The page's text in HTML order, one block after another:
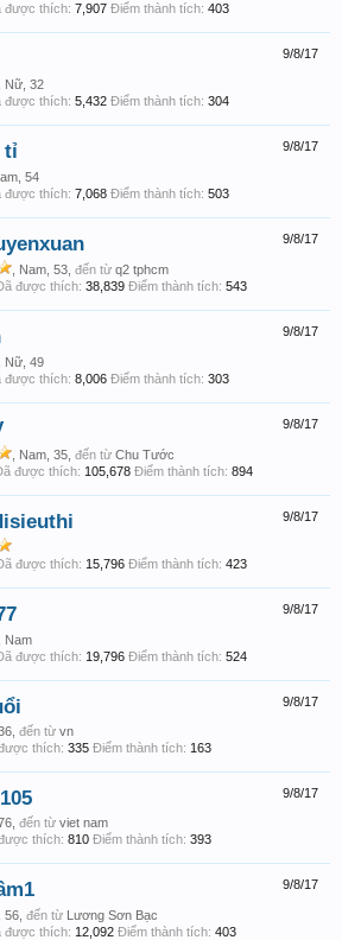
được thích: 7,907 Điểm thành tích: 403
9/8/17
, Nữ, 32
được thích: 5,432 Điểm thành tích: 304
9/8/17
tỉ
54
được thích: 7,068 Điểm thành tích: 503
9/8/17
, Nam, 53, đến từ q2 tphcm
được thích: 38,839 Điểm thành tích: 543
9/8/17
, Nữ, 49
được thích: 8,006 Điểm thành tích: 303
9/8/17
, Nam, 35, đến từ Chu Tước
được thích: 105,678 Điểm thành tích: 894
9/8/17
được thích: 15,796 Điểm thành tích: 423
9/8/17
, Nam
được thích: 19,796 Điểm thành tích: 524
9/8/17
đến từ vn
thích: 335 Điểm thành tích: 163
9/8/17
đến từ viet nam
thích: 810 Điểm thành tích: 393
9/8/17
, 56, đến từ Lương Sơn Bạc
được thích: 12,092 Điểm thành tích: 403